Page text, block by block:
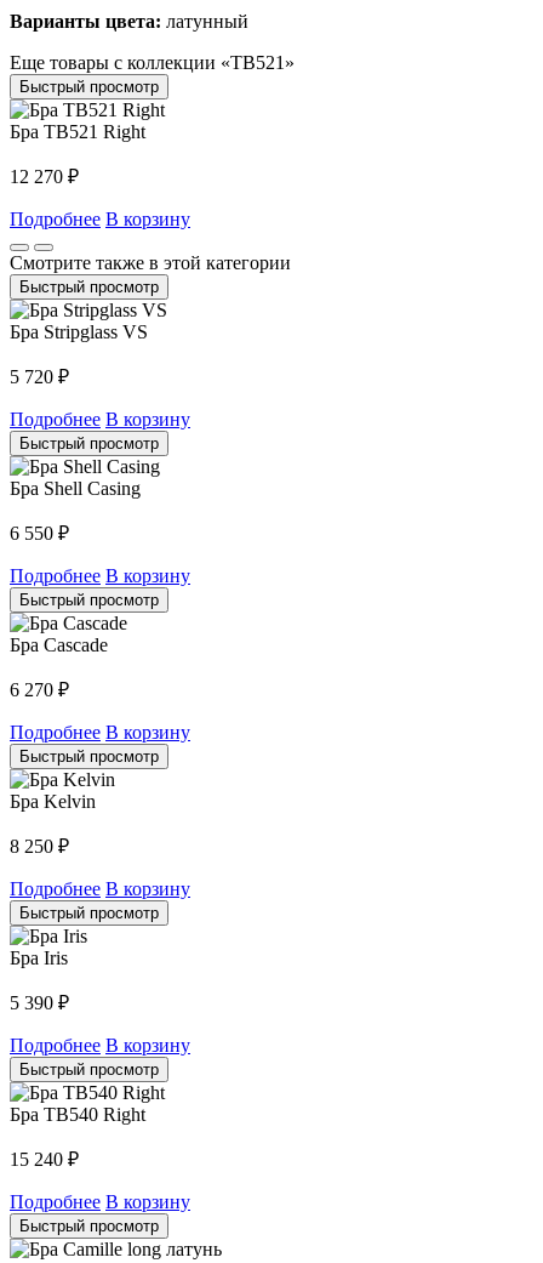
Варианты цвета: латунный
Еще товары с коллекции «TB521»
Быстрый просмотр
Бра TB521 Right
12 270 ₽
Подробнее В корзину
Смотрите также в этой категории
Быстрый просмотр
Бра Stripglass VS
5 720 ₽
Подробнее В корзину
Быстрый просмотр
Бра Shell Casing
6 550 ₽
Подробнее В корзину
Быстрый просмотр
Бра Cascade
6 270 ₽
Подробнее В корзину
Быстрый просмотр
Бра Kelvin
8 250 ₽
Подробнее В корзину
Быстрый просмотр
Бра Iris
5 390 ₽
Подробнее В корзину
Быстрый просмотр
Бра TB540 Right
15 240 ₽
Подробнее В корзину
Быстрый просмотр